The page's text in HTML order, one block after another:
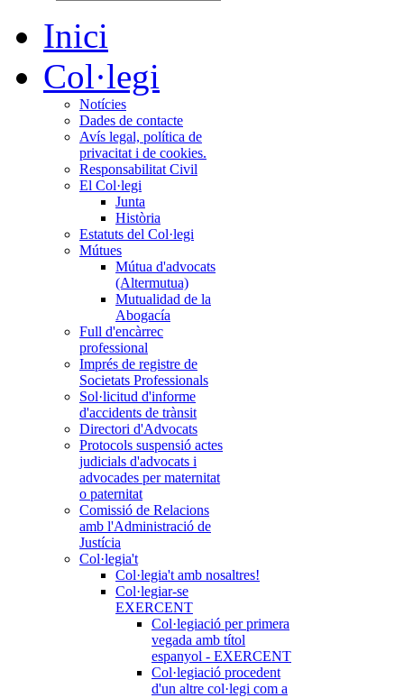
Inici
Col·legi
Notícies
Dades de contacte
Avís legal, política de
privacitat i de cookies.
Responsabilitat Civil
El Col·legi
Junta
Història
Estatuts del Col·legi
Mútues
Mútua d'advocats
(Altermutua)
Mutualidad de la
Abogacía
Full d'encàrrec
professional
Imprés de registre de
Societats Professionals
Sol·licitud d'informe
d'accidents de trànsit
Directori d'Advocats
Protocols suspensió actes
judicials d'advocats i
advocades per maternitat
o paternitat
Comissió de Relacions
amb l'Administració de
Justícia
Col·legia't
Col·legia't amb nosaltres!
Col·legiar-se
EXERCENT
Col·legiació per primera
vegada amb títol
espanyol - EXERCENT
Col·legiació procedent
d'un altre col·legi com a